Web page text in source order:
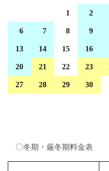
1 2
6 7 8 9
13 14 15 16
20 21 22 23
27 28 29 30
〇冬期・厳冬期料金表